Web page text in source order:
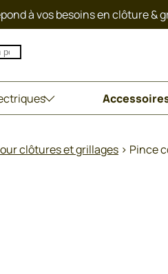
à vos besoins en clôture &
clôtures et grillages > Pince